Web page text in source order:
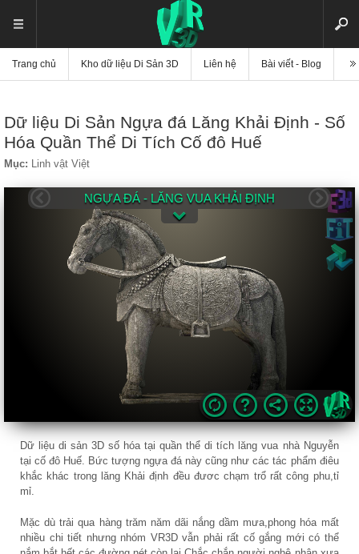
Trang chủ Kho dữ liệu Di Sản 3D Liên hệ Bài viết - Blog
Dữ liệu Di Sản Ngựa đá Lăng Khải Định - Số
Hóa Quần Thể Di Tích Cố đô Huế
Mục: Linh vật Việt
Dữ liệu di sản 3D số hóa tại quần thể di tích lăng vua nhà Nguyễn
tại cố đô Huế. Bức tượng ngựa đá này cũng như các tác phẩm điêu
khắc khác trong lăng Khải định đều đươc chạm trổ rất công phu,tỉ
mỉ.
Mặc dù trải qua hàng trăm năm dãi nắng dầm mưa,phong hóa mất
nhiều chi tiết nhưng nhóm VR3D vẫn phải rất cố gắng mới có thể